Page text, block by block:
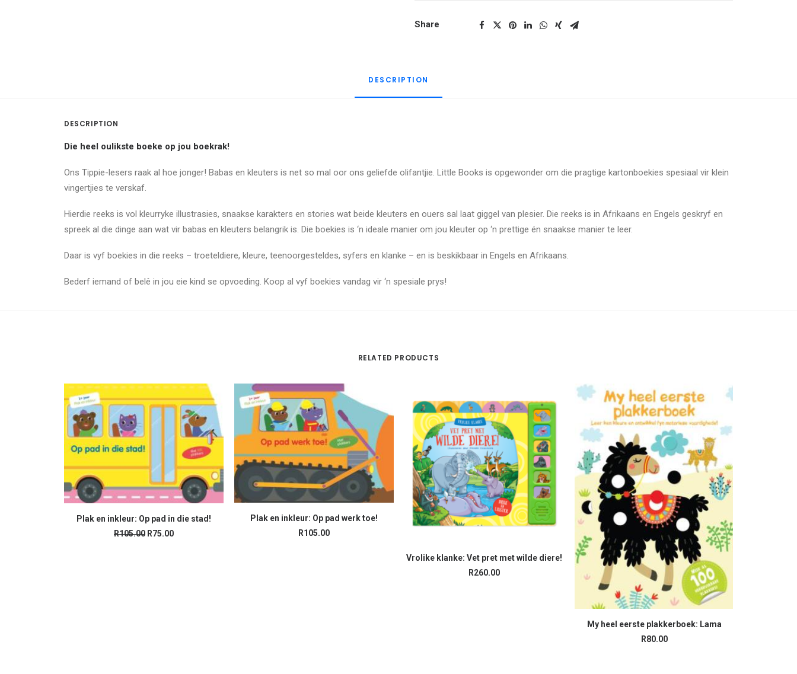
Share
DESCRIPTION
DESCRIPTION
Die heel oulikste boeke op jou boekrak!
Ons Tippie-lesers raak al hoe jonger! Babas en kleuters is net so mal oor ons geliefde olifantjie. Little Books is opgewonder om die pragtige kartonboekies spesiaal vir klein
vingertjies te verskaf.
Hierdie reeks is vol kleurryke illustrasies, snaakse karakters en stories wat beide kleuters en ouers sal laat giggel van plesier. Die reeks is in Afrikaans en Engels geskryf en
spreek al die dinge aan wat vir babas en kleuters belangrik is. Die boekies is ‘n ideale manier om jou kleuter op ‘n prettige én snaakse manier te leer.
Daar is vyf boekies in die reeks – troeteldiere, kleure, teenoorgesteldes, syfers en klanke – en is beskikbaar in Engels en Afrikaans.
Bederf iemand of belê in jou eie kind se opvoeding. Koop al vyf boekies vandag vir ‘n spesiale prys!
RELATED PRODUCTS
Plak en inkleur: Op pad in die stad!
R105.00 Original
R75.00Current
Plak en inkleur: Op pad werk toe!
R105.00
Vrolike klanke: Vet pret met wilde diere!
R260.00
My heel eerste plakkerboek: Lama
R80.00